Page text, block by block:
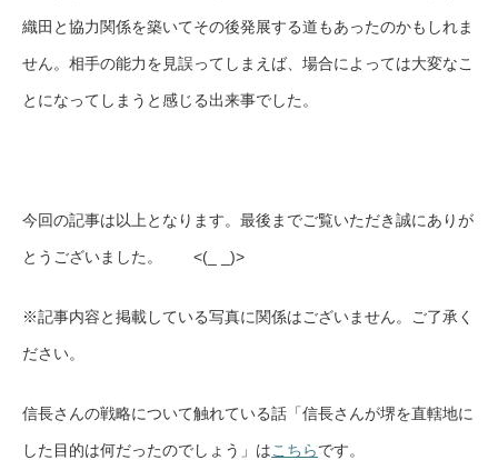
織田と協力関係を築いてその後発展する道もあったのかもしれま
せん。相手の能力を見誤ってしまえば、場合によっては大変なこ
とになってしまうと感じる出来事でした。
今回の記事は以上となります。最後までご覧いただき誠にありが
とうございました。 <(_ _)>
※記事内容と掲載している写真に関係はございません。ご了承く
ださい。
信長さんの戦略について触れている話「信長さんが堺を直轄地に
した目的は何だったのでしょう」はこちらです。